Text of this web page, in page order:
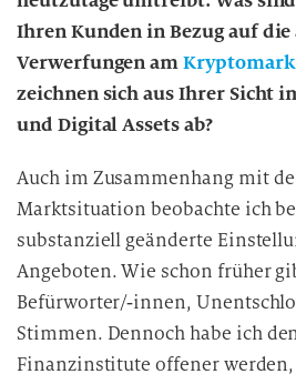
Ihren Kunden in Bezug auf
Verwerfungen am
zeichnen sich aus Ihrer Sicht
und Digital Assets ab?
Auch im Zusammenhang mit
Marktsituation beobachte ich
substanziell geänderte
Angeboten. Wie schon früher
Befürworter/‑innen,
Stimmen. Dennoch habe ich
Finanzinstitute offener